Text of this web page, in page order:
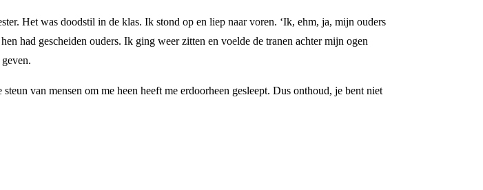
Het was doodstil in de klas. Ik stond op en liep naar voren. ‘Ik, ehm, ja, mijn ouders
had gescheiden ouders. Ik ging weer zitten en voelde de tranen achter mijn ogen
van mensen om me heen heeft me erdoorheen gesleept. Dus onthoud, je bent niet